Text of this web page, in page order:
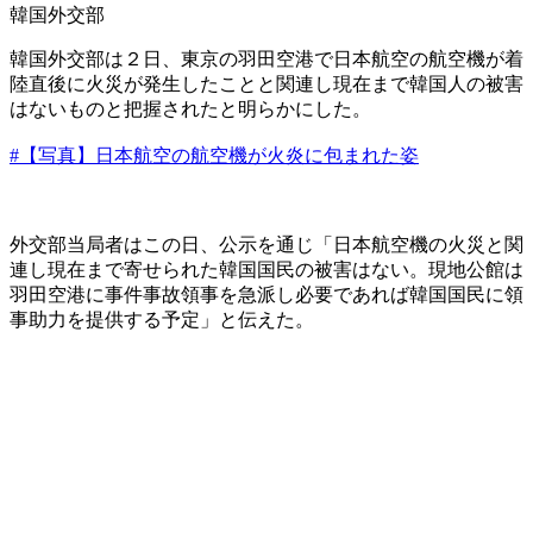
韓国外交部
韓国外交部は２日、東京の羽田空港で日本航空の航空機が着
陸直後に火災が発生したことと関連し現在まで韓国人の被害
はないものと把握されたと明らかにした。
#【写真】日本航空の航空機が火炎に包まれた姿
外交部当局者はこの日、公示を通じ「日本航空機の火災と関
連し現在まで寄せられた韓国国民の被害はない。現地公館は
羽田空港に事件事故領事を急派し必要であれば韓国国民に領
事助力を提供する予定」と伝えた。